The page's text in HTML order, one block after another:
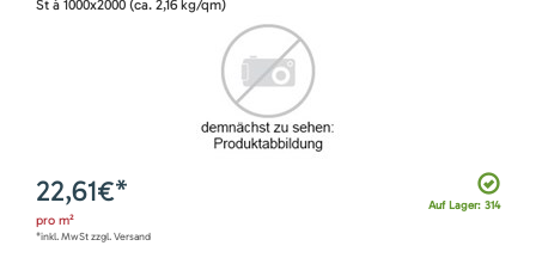
St à 1000x2000 (ca. 2,16 kg/qm)
Auf Lager: 314
22,61€*
pro m²
*inkl. MwSt zzgl. Versand